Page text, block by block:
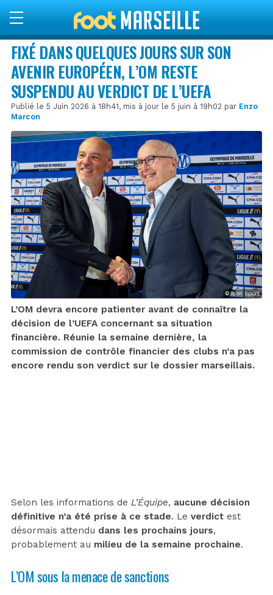
FIXÉ DANS QUELQUES JOURS SUR SON
AVENIR EUROPÉEN, L’OM RESTE
SUSPENDU AU VERDICT DE L’UEFA
Publié le 5 Juin 2026 à 18h41, mis à jour le 5 juin à 19h02 par Enzo
Marcon
© Icon Sport
L’OM devra encore patienter avant de connaître la
décision de l’UEFA concernant sa situation
financière. Réunie la semaine dernière, la
commission de contrôle financier des clubs n’a pas
encore rendu son verdict sur le dossier marseillais.
Selon les informations de L’Équipe, aucune décision
définitive n’a été prise à ce stade. Le verdict est
désormais attendu dans les prochains jours,
probablement au milieu de la semaine prochaine.
L’OM sous la menace de sanctions